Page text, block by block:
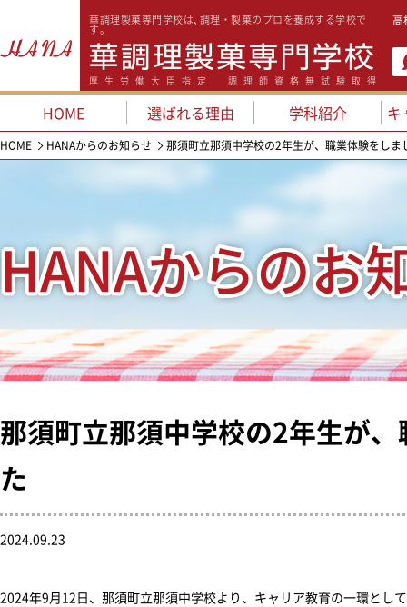
華調理製菓専門学校は､調理・製菓のプロを養成する学校で
す。
厚生労働大臣指定 調理師資格無試験取得
高
HOME 選ばれる理由 学科紹介 キ
HOME HANAからのお知らせ 那須町立那須中学校の2年生が、職業体験をしま
HANAからのお
那須町立那須中学校の2年生が
た
2024.09.23
2024年9月12日、那須町立那須中学校より、キャリア教育の一環とし